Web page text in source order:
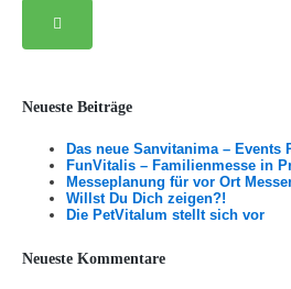
Neueste Beiträge
Das neue Sanvitanima – Events
FunVitalis – Familienmesse in
Messeplanung für vor Ort
Willst Du Dich zeigen?!
Die PetVitalum stellt sich vor
Neueste Kommentare